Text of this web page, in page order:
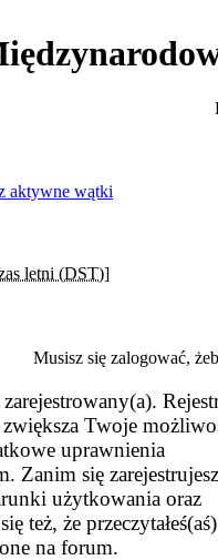
aktywne wątki
letni (DST)]
Musisz się zalogować,
Twoje
uprawnienia
Zanim się
użytkowania oraz
też, że przeczytałeś(aś)
na forum.